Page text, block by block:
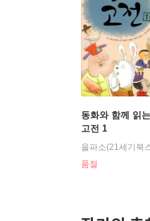
동화와 함께 읽
고전 1
을파소(21세기북
품절